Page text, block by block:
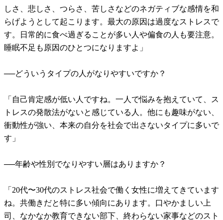
しさ、悲しさ、つらさ、苦しさなどのネガティブな感情を和
らげようとして起こります。最大の原因は過度なストレスで
す。日常的に食べ過ぎることが多い人や偏食の人も要注意。
睡眠不足も原因のひとつになりますよ」
──どういうタイプの人がなりやすいですか？
「自己肯定感が低い人ですね。一人で悩みを抱えていて、ス
トレスの発散法がないと感じている人。他にも趣味がない、
衝動性が強い、本来の自分を社会で出さないタイプに多いで
す」
──年齢や性別でなりやすい層はありますか？
「20代〜30代のストレス社会で働く女性に増えてきています
ね。共働きだと特に多い傾向にあります。口やかましい上
司、なかなか教育できない部下、終わらない家事などのスト